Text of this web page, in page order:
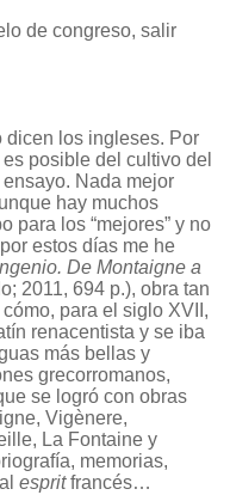
de congreso, salir
dicen los ingleses. Por
posible del cultivo del
Nada mejor
hay muchos
para los “mejores” y no
estos días me he
De Montaigne a
2011, 694 p.), obra tan
para el siglo XVII,
renacentista y se iba
más bellas y
grecorromanos,
se logró con obras
Vigènere,
La Fontaine y
memorias,
espritfrancés…